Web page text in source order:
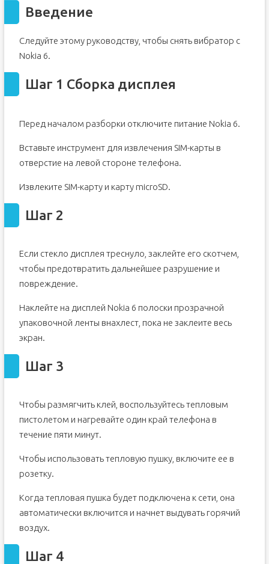
Шаг 2
Шаг 4
Шаг 5
Шаг 9 Сборка кнопки Home
Шаг 11
Шаг 14 Материнская плата
Шаг 20
Введение
Следуйте этому руководству, чтобы снять вибратор с
Nokia 6.
Шаг 1 Сборка дисплея
Перед началом разборки отключите питание Nokia 6.
Вставьте инструмент для извлечения SIM-карты в
отверстие на левой стороне телефона.
Извлеките SIM-карту и карту microSD.
Шаг 2
Если стекло дисплея треснуло, заклейте его скотчем,
чтобы предотвратить дальнейшее разрушение и
повреждение.
Наклейте на дисплей Nokia 6 полоски прозрачной
упаковочной ленты внахлест, пока не заклеите весь
экран.
Шаг 3
Чтобы размягчить клей, воспользуйтесь тепловым
пистолетом и нагревайте один край телефона в
течение пяти минут.
Чтобы использовать тепловую пушку, включите ее в
розетку.
Когда тепловая пушка будет подключена к сети, она
автоматически включится и начнет выдувать горячий
воздух.
Шаг 4